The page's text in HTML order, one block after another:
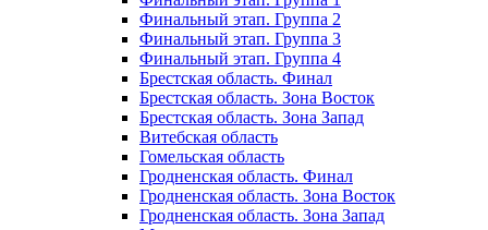
Финальный этап. Группа 2
Финальный этап. Группа 3
Финальный этап. Группа 4
Брестская область. Финал
Брестская область. Зона Восток
Брестская область. Зона Запад
Витебская область
Гомельская область
Гродненская область. Финал
Гродненская область. Зона Восток
Гродненская область. Зона Запад